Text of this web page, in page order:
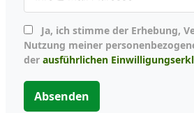
Nutzung meiner
der ausführlichen
Absenden